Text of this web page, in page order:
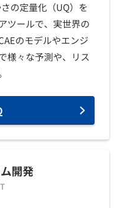
の定量化（UQ）を
ツールで、実世界の
のモデルやエンジ
様々な予測や、リス
開発